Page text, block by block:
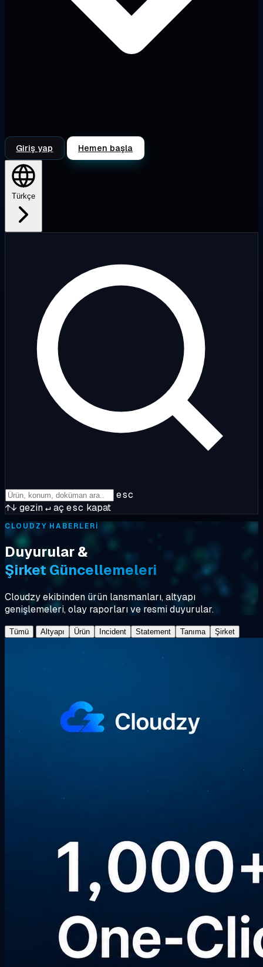
Giriş yap Hemen başla
Türkçe
esc
↑↓ gezin↵aç esc kapat
CLOUDZY HABERLERI
Duyurular &
Şirket Güncellemeleri
Cloudzy ekibinden ürün lansmanları, altyapı
genişlemeleri, olay raporları ve resmi duyurular.
Tümü Altyapı Ürün Incident Statement Tanıma Şirket